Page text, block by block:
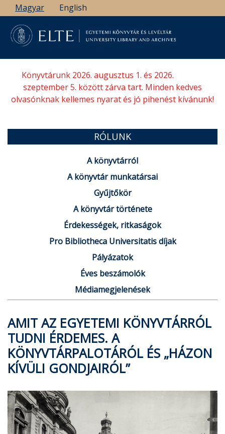
Ugrás
a
tartalomra
Magyar English
Könyvtárunk 2026. augusztus 1. és 2026.
szeptember 5. között zárva tart. Minden kedves
olvasónknak kellemes nyarat és jó pihenést kívánunk!
RÓLUNK
A könyvtárról
A könyvtár munkatársai
Gyűjtőkör
A könyvtár története
Érdekességek, ritkaságok
Pro Bibliotheca Universitatis díjak
Pályázatok
Éves beszámolók
Médiamegjelenések
AMIT AZ EGYETEMI KÖNYVTÁRRÓL
TUDNI ÉRDEMES. A
KÖNYVTÁRPALOTÁRÓL ÉS „HÁZON
KÍVÜLI GONDJAIRÓL”